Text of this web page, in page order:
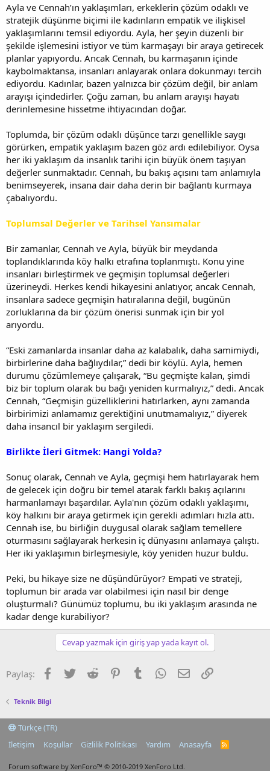
Ayla ve Cennah’ın yaklaşımları, erkeklerin çözüm odaklı ve
stratejik düşünme biçimi ile kadınların empatik ve ilişkisel
yaklaşımlarını temsil ediyordu. Ayla, her şeyin düzenli bir
şekilde işlemesini istiyor ve tüm karmaşayı bir araya getirecek
planlar yapıyordu. Ancak Cennah, bu karmaşanın içinde
kaybolmaktansa, insanları anlayarak onlara dokunmayı tercih
ediyordu. Kadınlar, bazen yalnızca bir çözüm değil, bir anlam
arayışı içindedirler. Çoğu zaman, bu anlam arayışı hayatı
derinlemesine hissetme ihtiyacından doğar.
Toplumda, bir çözüm odaklı düşünce tarzı genellikle saygı
görürken, empatik yaklaşım bazen göz ardı edilebiliyor. Oysa
her iki yaklaşım da insanlık tarihi için büyük önem taşıyan
değerler sunmaktadır. Cennah, bu bakış açısını tam anlamıyla
benimseyerek, insana dair daha derin bir bağlantı kurmaya
çabalıyordu.
Toplumsal Değerler ve Tarihsel Yansımalar
Bir zamanlar, Cennah ve Ayla, büyük bir meydanda
toplandıklarında köy halkı etrafına toplanmıştı. Konu yine
insanları birleştirmek ve geçmişin toplumsal değerleri
üzerineydi. Herkes kendi hikayesini anlatıyor, ancak Cennah,
insanlara sadece geçmişin hatıralarına değil, bugünün
zorluklarına da bir çözüm önerisi sunmak için bir yol
arıyordu.
“Eski zamanlarda insanlar daha az kalabalık, daha samimiydi,
birbirlerine daha bağlıydılar,” dedi bir köylü. Ayla, hemen
durumu çözümlemeye çalışarak, “Bu geçmişte kalan, şimdi
biz bir toplum olarak bu bağı yeniden kurmalıyız,” dedi. Ancak
Cennah, “Geçmişin güzelliklerini hatırlarken, aynı zamanda
birbirimizi anlamamız gerektiğini unutmamalıyız,” diyerek
daha insancıl bir yaklaşım sergiledi.
Birlikte İleri Gitmek: Hangi Yolda?
Sonuç olarak, Cennah ve Ayla, geçmişi hem hatırlayarak hem
de gelecek için doğru bir temel atarak farklı bakış açılarını
harmanlamayı başardılar. Ayla'nın çözüm odaklı yaklaşımı,
köy halkını bir araya getirmek için gerekli adımları hızla attı.
Cennah ise, bu birliğin duygusal olarak sağlam temellere
oturmasını sağlayarak herkesin iç dünyasını anlamaya çalıştı.
Her iki yaklaşımın birleşmesiyle, köy yeniden huzur buldu.
Peki, bu hikaye size ne düşündürüyor? Empati ve strateji,
toplumun bir arada var olabilmesi için nasıl bir denge
oluşturmalı? Günümüz toplumu, bu iki yaklaşım arasında ne
kadar denge kurabiliyor?
Cevap yazmak için giriş yap yada kayıt ol.
Paylaş: Facebook
TwitterReddit PinterestTumblrWhatsApp
E-postaLink
Teknik Bilgi
Türkçe (TR)
İletişim
Koşullar Gizlilik Politikası Yardım Anasayfa
R
Forum software by XenForo™ © 2010-2019 XenForo Ltd.